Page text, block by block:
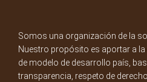
Somos una organización de la
Nuestro propósito es aportar a
de modelo de desarrollo país,
transparencia, respeto de